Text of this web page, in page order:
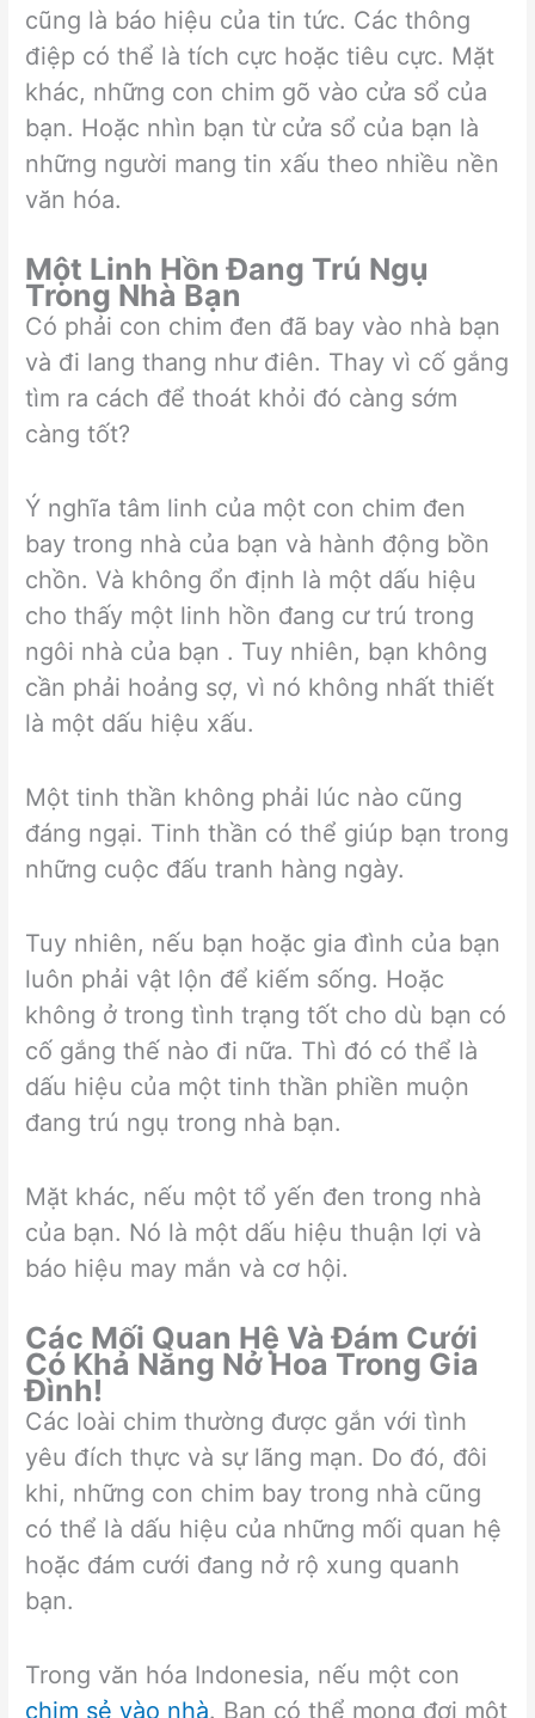
cũng là báo hiệu của tin tức. Các thông
điệp có thể là tích cực hoặc tiêu cực. Mặt
khác, những con chim gõ vào cửa sổ của
bạn. Hoặc nhìn bạn từ cửa sổ của bạn là
những người mang tin xấu theo nhiều nền
văn hóa.
Một Linh Hồn Đang Trú Ngụ
Trong Nhà Bạn
Có phải con chim đen đã bay vào nhà bạn
và đi lang thang như điên. Thay vì cố gắng
tìm ra cách để thoát khỏi đó càng sớm
càng tốt?
Ý nghĩa tâm linh của một con chim đen
bay trong nhà của bạn và hành động bồn
chồn. Và không ổn định là một dấu hiệu
cho thấy một linh hồn đang cư trú trong
ngôi nhà của bạn . Tuy nhiên, bạn không
cần phải hoảng sợ, vì nó không nhất thiết
là một dấu hiệu xấu.
Một tinh thần không phải lúc nào cũng
đáng ngại. Tinh thần có thể giúp bạn trong
những cuộc đấu tranh hàng ngày.
Tuy nhiên, nếu bạn hoặc gia đình của bạn
luôn phải vật lộn để kiếm sống. Hoặc
không ở trong tình trạng tốt cho dù bạn có
cố gắng thế nào đi nữa. Thì đó có thể là
dấu hiệu của một tinh thần phiền muộn
đang trú ngụ trong nhà bạn.
Mặt khác, nếu một tổ yến đen trong nhà
của bạn. Nó là một dấu hiệu thuận lợi và
báo hiệu may mắn và cơ hội.
Các Mối Quan Hệ Và Đám Cưới
Có Khả Năng Nở Hoa Trong Gia
Đình!
Các loài chim thường được gắn với tình
yêu đích thực và sự lãng mạn. Do đó, đôi
khi, những con chim bay trong nhà cũng
có thể là dấu hiệu của những mối quan hệ
hoặc đám cưới đang nở rộ xung quanh
bạn.
Trong văn hóa Indonesia, nếu một con
chim sẻ vào nhà. Bạn có thể mong đợi một